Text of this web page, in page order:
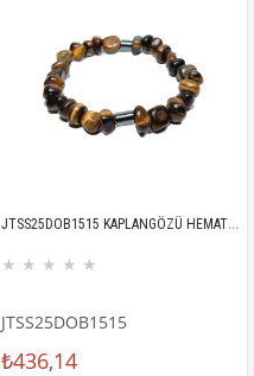
JTSS25DOB1515 KAPLANGÖZÜ HEMATİT KAHVERENGİ JANTİ DOĞALTAŞ BİLEKLİK
★ ★ ★ ★ ★
JTSS25DOB1515
₺436,14